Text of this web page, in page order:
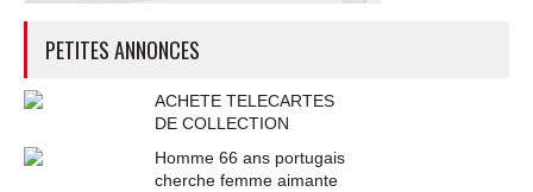
PETITES ANNONCES
ACHETE TELECARTES
DE COLLECTION
Homme 66 ans portugais
cherche femme aimante